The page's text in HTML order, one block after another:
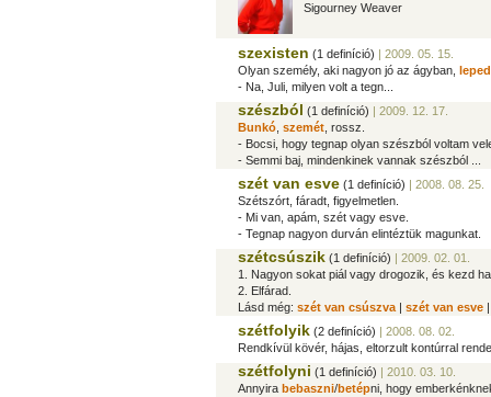
Sigourney Weaver
szexisten (1 definíció) | 2009. 05. 15.
Olyan személy, aki nagyon jó az ágyban,
- Na, Juli, milyen volt a tegn...
szészból (1 definíció) | 2009. 12. 17.
Bunkó szemét , rossz.
- Bocsi, hogy tegnap olyan szészból voltam
- Semmi baj, mindenkinek vannak szészból ...
szét van esve (1 definíció) | 2008. 08. 25.
Szétszórt, fáradt, figyelmetlen.
- Mi van, apám, szét vagy esve.
- Tegnap nagyon durván elintéztük magunkat.
szétcsúszik (1 definíció) | 2009. 02. 01.
1. Nagyon sokat piál vagy drogozik, és kezd
2. Elfárad.
Lásd még: szét van csúszva | szét van esve
szétfolyik (2 definíció) | 2008. 08. 02.
Rendkívül kövér, hájas, eltorzult kontúrral
szétfolyni (1 definíció) | 2010. 03. 10.
Annyira bebaszni/betépni, hogy